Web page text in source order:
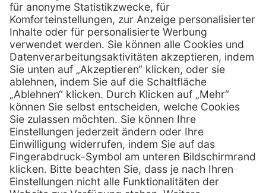
Telefon: 0800 - 600 66 30
Telefon:0800 - 07 01 96
E-Mail:info @ praxis-discount.de
Services
Serviceversprechen
Sprechstundenbedarf
Retoure anmelden
Hilfe
FAQs
Kontakt
Lob & Kritik
Zertifikat Rechtliches